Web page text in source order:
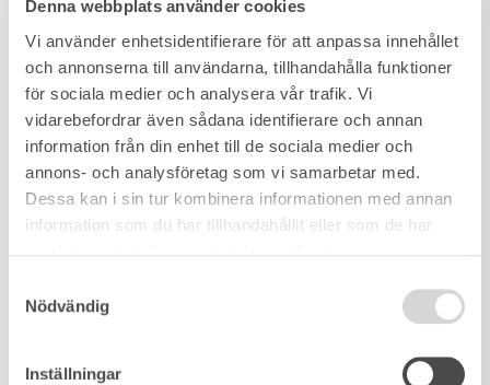
Denna webbplats använder cookies
Vi använder enhetsidentifierare för att anpassa innehållet
och annonserna till användarna, tillhandahålla funktioner
för sociala medier och analysera vår trafik. Vi
vidarebefordrar även sådana identifierare och annan
information från din enhet till de sociala medier och
annons- och analysföretag som vi samarbetar med.
Dessa kan i sin tur kombinera informationen med annan
information som du har tillhandahållit eller som de har
Nödvändig
Inställningar